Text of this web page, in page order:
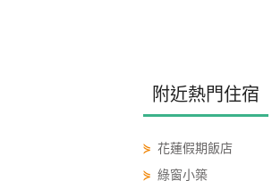
附近熱門住宿
⋟ 花蓮假期飯店
⋟ 綠窗小築